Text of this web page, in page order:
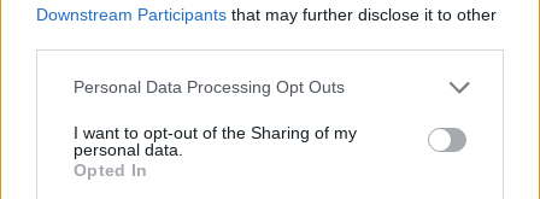
Downstream Participants that may further disclose it to other
Personal Data Processing Opt Outs
I want to opt-out of the Sharing of my
personal data.
Opted In
Δείτε επίσης